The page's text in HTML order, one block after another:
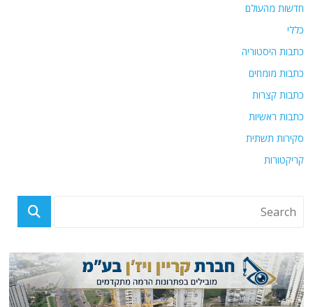
חדשות מהעולם
כללי
כתבות היסטוריה
כתבות מומחים
כתבות קצרות
כתבות ראשיות
סקירות תשתית
קריקטורות